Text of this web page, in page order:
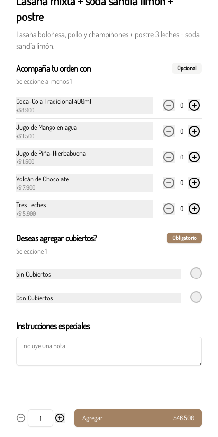
$32.900
acompañada del corazón cremoso de la burrata.
Pasta calderete castello pollo
Pasta calderete pollo al pesto
postre
Lasaña boloñesa, pollo y champiñones + postre 3 leches + soda
sandía limón.
Acompaña tu orden con Opcional
Seleccione al menos 1
Coca-Cola Tradicional 400ml
+$8.900
0
Jugo de Mango en agua
+$11.500
0
Jugo de Piña-Hierbabuena
+$11.500
0
Volcán de Chocolate
+$17.900
0
Tres Leches
+$15.900
0
Deseas agregar cubiertos? Obligatorio
Seleccione 1
Sin Cubiertos
Con Cubiertos
Instrucciones especiales
Agregar $46.500